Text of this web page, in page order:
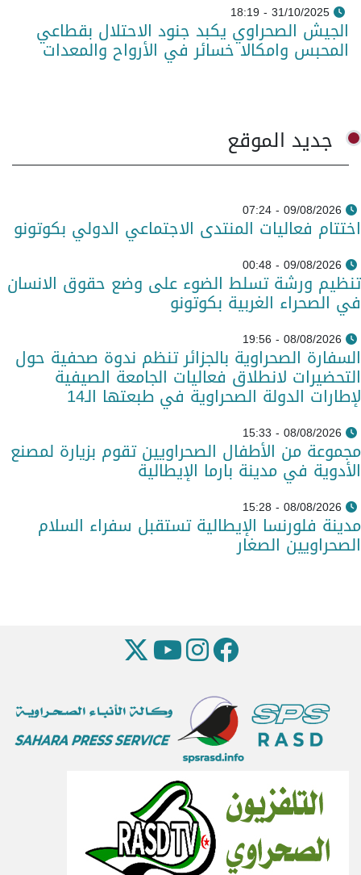
31/10/2025 - 18:19
الجيش الصحراوي يكبد جنود الاحتلال بقطاعي
المحبس وامكالا خسائر في الأرواح والمعدات
جديد الموقع
09/08/2026 - 07:24
اختتام فعاليات المنتدى الاجتماعي الدولي بكوتونو
09/08/2026 - 00:48
تنظيم ورشة تسلط الضوء على وضع حقوق الانسان
في الصحراء الغربية بكوتونو
08/08/2026 - 19:56
السفارة الصحراوية بالجزائر تنظم ندوة صحفية حول
التحضيرات لانطلاق فعاليات الجامعة الصيفية
لإطارات الدولة الصحراوية في طبعتها الـ14
08/08/2026 - 15:33
مجموعة من الأطفال الصحراويين تقوم بزيارة لمصنع
الأدوية في مدينة بارما الإيطالية
08/08/2026 - 15:28
مدينة فلورنسا الإيطالية تستقبل سفراء السلام
الصحراويين الصغار